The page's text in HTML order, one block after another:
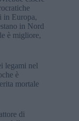
in Europa,
in Nord
è migliore,
legami nel
è
mortale
di